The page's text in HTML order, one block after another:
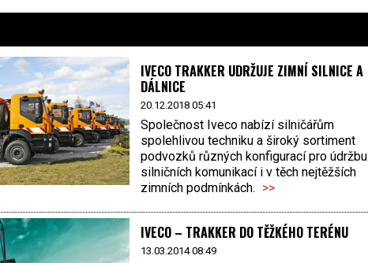
IVECO TRAKKER UDRŽUJE ZIMNÍ SILNICE A
DÁLNICE
20.12.2018 05:41
Společnost Iveco nabízí silničářům
spolehlivou techniku a široký sortiment
podvozků různých konfigurací pro údržbu
silničních komunikací i v těch nejtěžších
zimních podmínkách. >>
IVECO – TRAKKER DO TĚŽKÉHO TERÉNU
13.03.2014 08:49